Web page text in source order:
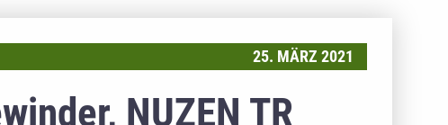
25. MÄRZ 2021
NUZEN TR